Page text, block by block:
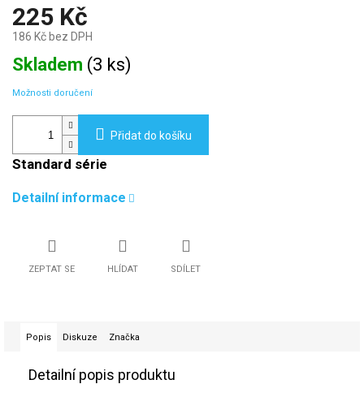
225 Kč
186 Kč bez DPH
Měrná
cena:
Skladem (3 ks)
Možnosti doručení
Přidat do košíku
Standard série
Detailní informace
ZEPTAT SE HLÍDAT SDÍLET
Popis Diskuze Značka
Detailní popis produktu